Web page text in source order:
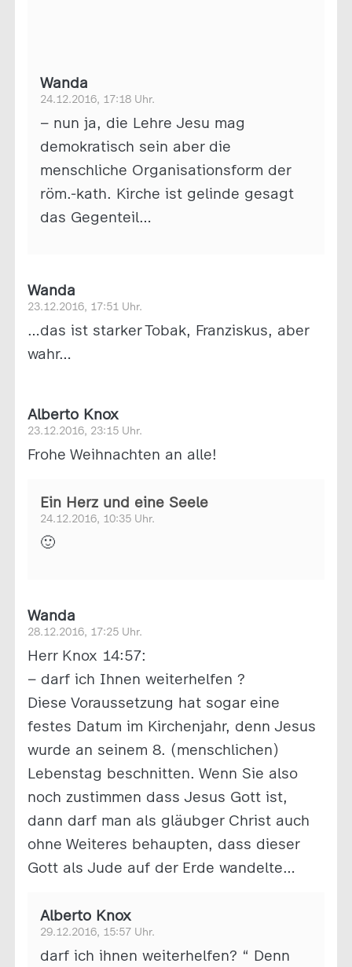
Wanda
24.12.2016, 17:18 Uhr.
– nun ja, die Lehre Jesu mag
demokratisch sein aber die
menschliche Organisationsform der
röm.-kath. Kirche ist gelinde gesagt
das Gegenteil…
Wanda
23.12.2016, 17:51 Uhr.
…das ist starker Tobak, Franziskus, aber
wahr…
Alberto Knox
23.12.2016, 23:15 Uhr.
Frohe Weihnachten an alle!
Ein Herz und eine Seele
24.12.2016, 10:35 Uhr.
🙂
Wanda
28.12.2016, 17:25 Uhr.
Herr Knox 14:57:
– darf ich Ihnen weiterhelfen ?
Diese Voraussetzung hat sogar eine
festes Datum im Kirchenjahr, denn Jesus
wurde an seinem 8. (menschlichen)
Lebenstag beschnitten. Wenn Sie also
noch zustimmen dass Jesus Gott ist,
dann darf man als gläubger Christ auch
ohne Weiteres behaupten, dass dieser
Gott als Jude auf der Erde wandelte…
Alberto Knox
29.12.2016, 15:57 Uhr.
darf ich ihnen weiterhelfen? “ Denn